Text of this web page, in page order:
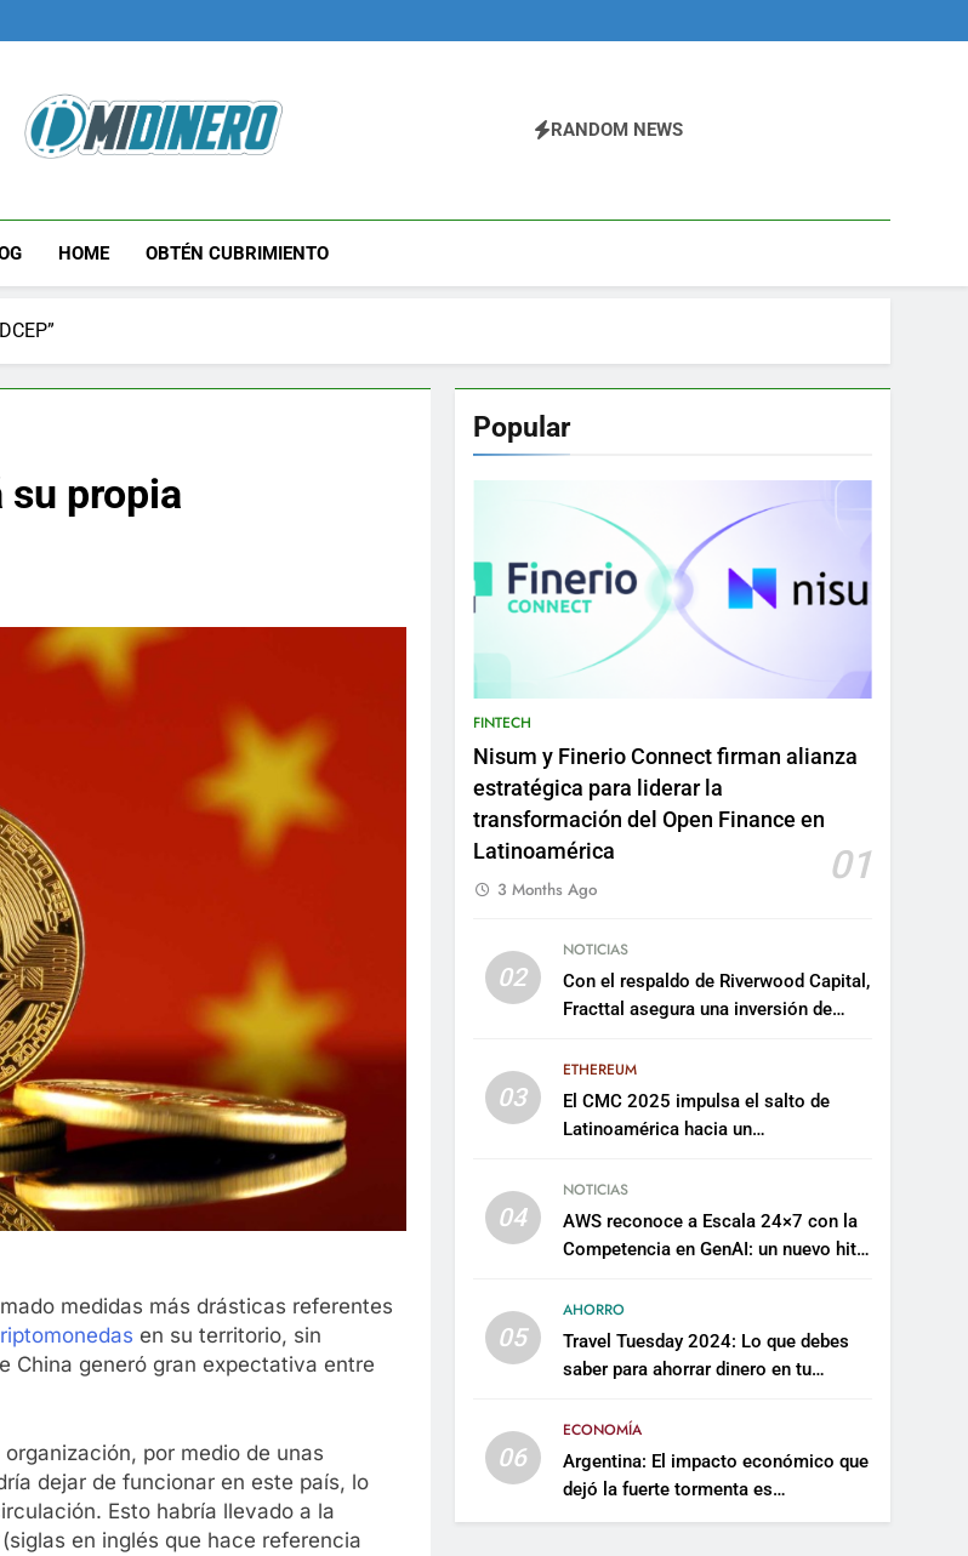
Midinero.co
RANDOM NEWS
HOME OBTÉN CUBRIMIENTO
su propia
medidas más drásticas referentes
en su territorio, sin
China generó gran expectativa entre
por medio de unas
dejar de funcionar en este país, lo
Esto habría llevado a la
(siglas en inglés que hace referencia
Popular
FINTECH
Nisum y Finerio Connect firman alianza
estratégica para liderar la
transformación del Open Finance en
Latinoamérica
01
3 Months Ago
02
NOTICIAS
Con el respaldo de Riverwood Capital,
Fracttal asegura una inversión de
plataforma
03
ETHEREUM
El CMC 2025 impulsa el salto de
Latinoamérica hacia un
sostenible
04
NOTICIAS
AWS reconoce a Escala 24×7 con la
Competencia en GenAI: un nuevo hito
artificial empresarial
05
AHORRO
Travel Tuesday 2024: Lo que debes
saber para ahorrar dinero en tu
06
ECONOMÍA
Argentina: El impacto económico que
dejó la fuerte tormenta es
incalculable